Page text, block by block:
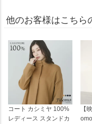
他のお客様はこちら
コート カシミヤ 100%
レディース スタンドカ
【